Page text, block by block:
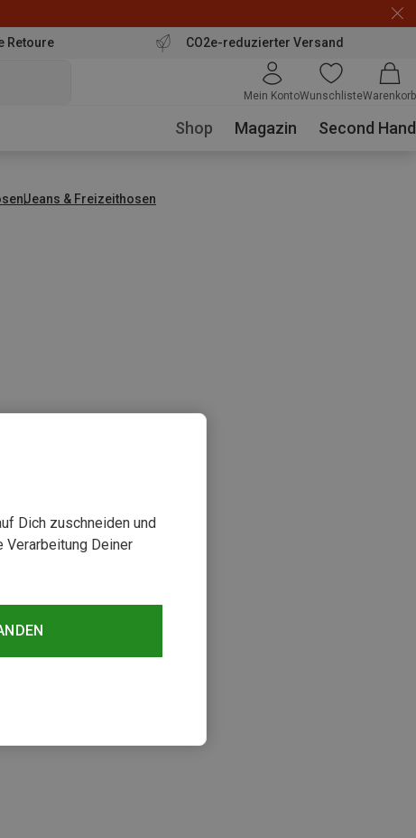
Retoure CO2e-reduzierter Versand
Mein KontoWunschlisteWarenkorb
Shop Magazin Second Hand
Jeans & Freizeithosen
Dich zuschneiden und
Deiner